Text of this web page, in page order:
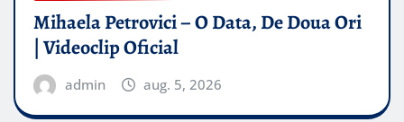
Mihaela Petrovici – O Data, De Doua Ori
| Videoclip Oficial
admin aug. 5, 2026